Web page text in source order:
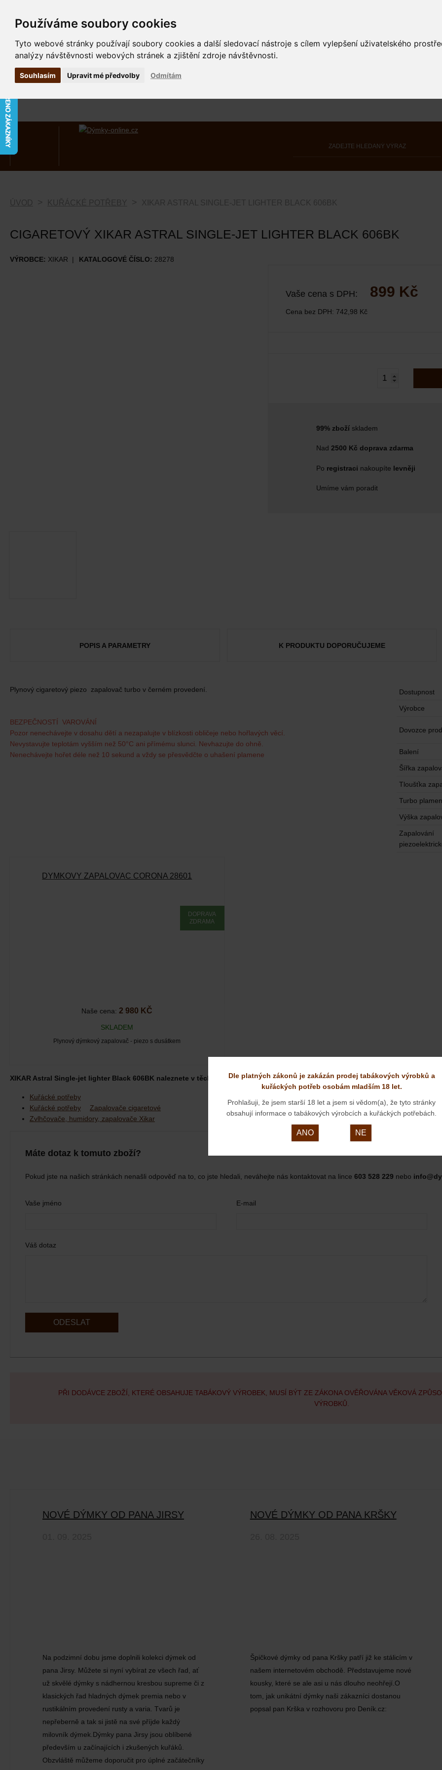
Používáme soubory cookies
Tyto webové stránky používají soubory cookies a další sledovací nástroje s cílem vylepšení uživatelského
analýzy návštěvnosti webových stránek a zjištění zdroje návštěvnosti.
Souhlasím Odmítám
Upravit mé předvolby
ÚVOD KUŘÁCKÉ POTŘEBY XIKAR ASTRAL SINGLE-JET LIGHTER BLACK 606BK
CIGARETOVÝ XIKAR ASTRAL SINGLE-JET LIGHTER BLACK 606BK
VÝROBCE: XIKAR KATALOGOVÉ ČÍSLO: 28278
Vaše cena s DPH: 899 Kč
Cena bez DPH: 742,98 Kč
99% zbožískladem
Nad 2500 Kč doprava zdarma
Po registraci nakoupíte levněji
Umíme vám poradit
POPIS A PARAMETRY K PRODUKTU DOPORUČUJEME
Plynový cigaretový piezo zapalovač turbo v černém provedení.
BEZPEČNOSTÍ VAROVÁNÍ
Pozor nenechávejte v dosahu dětí a nezapalujte v blízkosti obličeje nebo hořlavých věcí.
Nevystavujte teplotám vyšším než 50°C ani přímému slunci. Nevhazujte do ohně.
Nenechávejte hořet déle než 10 sekund a vždy se přesvědčte o uhašení plamene
Dostupnost
Výrobce
Dovozce
Balení
Šířka
Tloušťka
Turbo plamen
Výška
Zapalování
DÝMKOVÝ ZAPALOVAČ CORONA 28601
DOPRAVA
ZDRAMA
Naše cena:2 980 KČ
SKLADEM
Plynový dýmkový zapalovač - piezo s dusátkem
XIKAR Astral Single-jet lighter Black 606BK naleznete v těchto kategoriích:
Kuřácké potřeby
Kuřácké potřeby
Zapalovače cigaretové
Zvlhčovače, humidory, zapalovače Xikar
Máte dotaz k tomuto zboží?
Pokud jste na našich stránkách nenašli odpověď na to, co jste hledali, neváhejte nás kontaktovat na lince 603 528 229 nebo
Vaše jméno E-mail
Váš dotaz
ODESLAT
PŘI DODÁVCE ZBOŽÍ, KTERÉ OBSAHUJE TABÁKOVÝ VÝROBEK, MUSÍ BÝT ZE ZÁKONA OVĚŘOVÁNA VĚKOVÁ
VÝROBKŮ.
NOVÉ DÝMKY OD PANA JIRSY
Na podzimní dobu jsme doplnili kolekci dýmek od
pana Jirsy. Můžete si nyní vybírat ze všech řad, ať
už skvělé dýmky s nádhernou kresbou supreme či z
klasických řad hladných dýmek premia nebo v
rustikálním provedení rusty a varia. Tvarů je
nepřeberně a tak si jistě na své příjde každý
milovník dýmek.Dýmky pana Jirsy jsou oblíbené
především u začínajících i zkušených kuřáků.
Obzvláště můžeme doporučit pro úplné začátečníky
NOVÉ DÝMKY OD PANA KRŠKY
Špičkové dýmky od pana Kršky patří již ke stálicím v
našem internetovém obchodě. Představujeme nové
kousky, které se ale asi u nás dlouho neohřejí.O
tom, jak unikátní dýmky naši zákazníci dostanou
popsal pan Krška v rozhovoru pro Deník.cz:
Dle platných zákonů je zakázán prodej tabákových výrobků a
kuřáckých potřeb osobám mladším 18 let.
Prohlašuji, že jsem starší 18 let a jsem si vědom(a), že tyto stránky
obsahují informace o tabákových výrobcích a kuřáckých potřebách.
ANO NE